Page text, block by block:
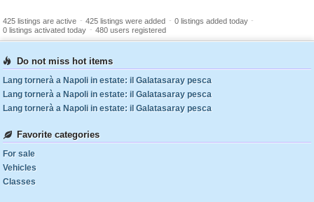
425 listings are active - 425 listings were added - 0 listings added today -
0 listings activated today - 480 users registered
Do not miss hot items
Lang tornerà a Napoli in estate: il Galatasaray pesca
Lang tornerà a Napoli in estate: il Galatasaray pesca
Lang tornerà a Napoli in estate: il Galatasaray pesca
Favorite categories
For sale
Vehicles
Classes